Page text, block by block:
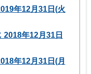
年12月31日(火
2018年12月31日
年12月31日(月